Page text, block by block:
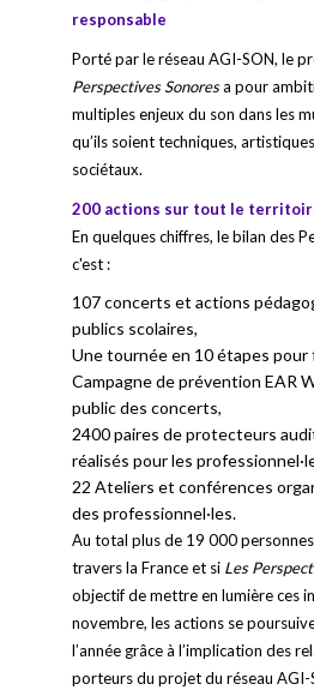
responsable
Porté par le réseau AGI-SON, le
Perspectives Sonoresa pour
multiples enjeux du son dans les
qu’ils soient techniques,
sociétaux.
200 actions sur tout le
En quelques chiffres, le bilan des
c'est :
107 concerts et actions
publics scolaires,
Une tournée en 10 étapes pour
Campagne de prévention EAR
public des concerts,
2400 paires de protecteurs
réalisés pour les
22 Ateliers et conférences
des professionnel·les.
Au total plus de 19 000
travers la France et si Les
objectif de mettre en lumière ces
novembre, les actions se
l’année grâce à l’implication des
porteurs du projet du réseau AGI-